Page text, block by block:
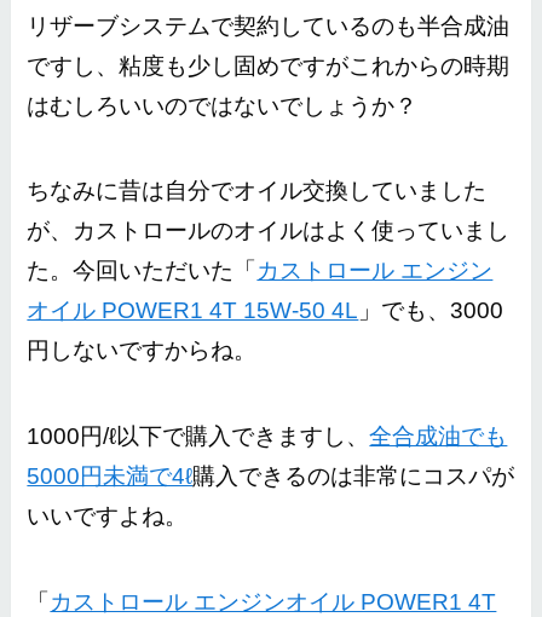
リザーブシステムで契約しているのも半合成油
ですし、粘度も少し固めですがこれからの時期
はむしろいいのではないでしょうか？
ちなみに昔は自分でオイル交換していました
が、カストロールのオイルはよく使っていまし
た。今回いただいた「 カストロール エンジン
オイル POWER1 4T 15W-50 4L 」でも、3000
円しないですからね。
1000円/ℓ以下で購入できますし、全合成油でも
5000円未満で4ℓ購入できるのは非常にコスパが
いいですよね。
「カストロール エンジンオイル POWER1 4T